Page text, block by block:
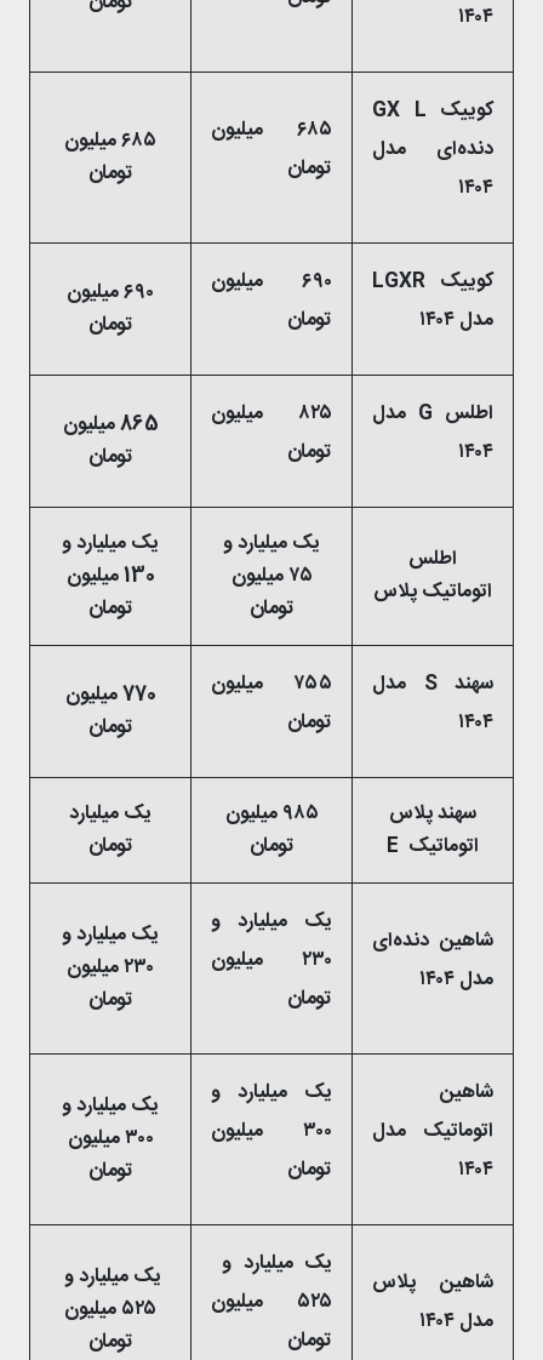
۱۴۰۴
کوییک GX L
دنده‌ای مدل
۱۴۰۴
۶۸۵ میلیون
تومان
۶۸۵ میلیون
تومان
کوییک LGXR
مدل ۱۴۰۴
۶۹۰ میلیون
تومان
۶۹۰ میلیون
تومان
اطلس G مدل
۱۴۰۴
۸۲۵ میلیون
تومان
865 میلیون
تومان
اطلس
اتوماتیک پلاس
یک میلیارد و
۷۵ میلیون
تومان
یک میلیارد و
130 میلیون
تومان
سهند S مدل
۱۴۰۴
۷۵۵ میلیون
تومان
770 میلیون
تومان
سهند پلاس
اتوماتیک E
۹۸۵ میلیون
تومان
یک میلیارد
تومان
شاهین دنده‌ای
مدل ۱۴۰۴
یک میلیارد و
۲۳۰ میلیون
تومان
یک میلیارد و
۲۳۰ میلیون
تومان
شاهین
اتوماتیک مدل
۱۴۰۴
یک میلیارد و
۳۰۰ میلیون
تومان
یک میلیارد و
۳۰۰ میلیون
تومان
شاهین پلاس
مدل ۱۴۰۴
یک میلیارد و
۵۲۵ میلیون
تومان
یک میلیارد و
۵۲۵ میلیون
تومان